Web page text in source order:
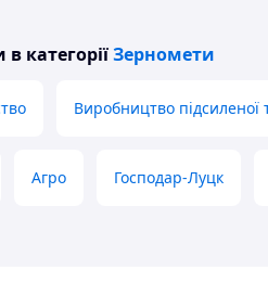
в категоріїЗерномети
Виробництво підсиленої
Агро Господар-Луцк